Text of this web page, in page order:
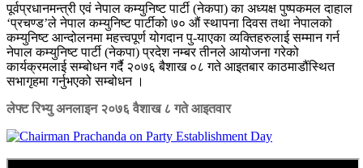
पूर्वप्रधानमन्त्री एवं नेपाल कम्युनिष्ट पार्टी (नेकपा) का अध्यक्ष पुष्पकमल दाहाल
‘प्रचण्ड’ले नेपाल कम्युनिष्ट पार्टीको ७० औं स्थापना दिवस तथा नेपालको
कम्युनिष्ट आन्दोलनमा महत्त्वपूर्ण योगदान पु-याएका व्यक्तिहरुलाई सम्मान गर्न
नेपाल कम्युनिष्ट पार्टी (नेकपा) प्रदेश नम्बर तीनले आयोजना गरेको
कार्यक्रमलाई सम्बोधन गर्दै २०७६ बैशाख ०८ गते आइतबार काठमाडौंस्थित
सभागृहमा गर्नुभएको सम्बोधन ।
लेफ्ट रिभ्यु अनलाइन २०७६ वैशाख ८ गते आइतवार